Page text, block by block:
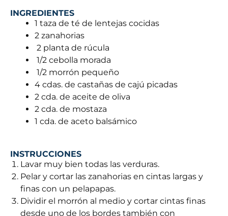
INGREDIENTES
1 taza de té de lentejas cocidas
2 zanahorias
2 planta de rúcula
1/2 cebolla morada
1/2 morrón pequeño
4 cdas. de castañas de cajú picadas
2 cda. de aceite de oliva
2 cda. de mostaza
1 cda. de aceto balsámico
INSTRUCCIONES
Lavar muy bien todas las verduras.
Pelar y cortar las zanahorias en cintas largas y
finas con un pelapapas.
Dividir el morrón al medio y cortar cintas finas
desde uno de los bordes también con